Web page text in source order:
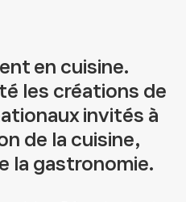
en cuisine.
les créations de
invités à
de la cuisine,
la gastronomie.